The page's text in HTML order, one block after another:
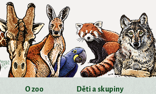
O zoo Děti a skupiny